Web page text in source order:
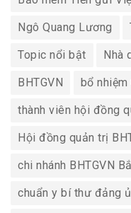
Ngô Quang Lương
Topic nổi bật Nhà
BHTGVN bổ
thành viên hội đồng
Hội đồng quản trị
chi nhánh BHTGVN
chuẩn y bí thư đảng